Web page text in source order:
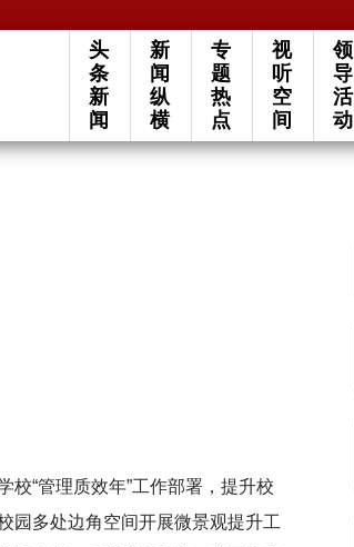
头
条
新
闻
新
闻
纵
横
专
题
热
点
视
听
空
间
领
导
活
动
“管理质效年”工作部署，提升校
园多处边角空间开展微景观提升工